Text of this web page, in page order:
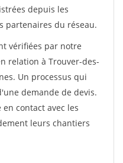
depuis les
partenaires du réseau.
vérifiées par notre
relation à Trouver-des-
Un processus qui
demande de devis.
contact avec les
leurs chantiers